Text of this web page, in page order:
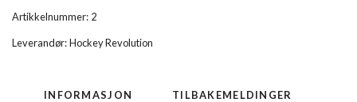
Artikkelnummer: 2
Leverandør:Hockey Revolution
INFORMASJON TILBAKEMELDINGER